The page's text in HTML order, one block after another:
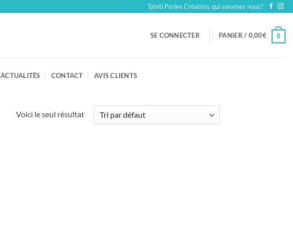
Tahiti Perles Création, qui sommes nous?
SE CONNECTER PANIER / 0,00€ 0
ACTUALITÉS CONTACT AVIS CLIENTS
Voici le seul résultat